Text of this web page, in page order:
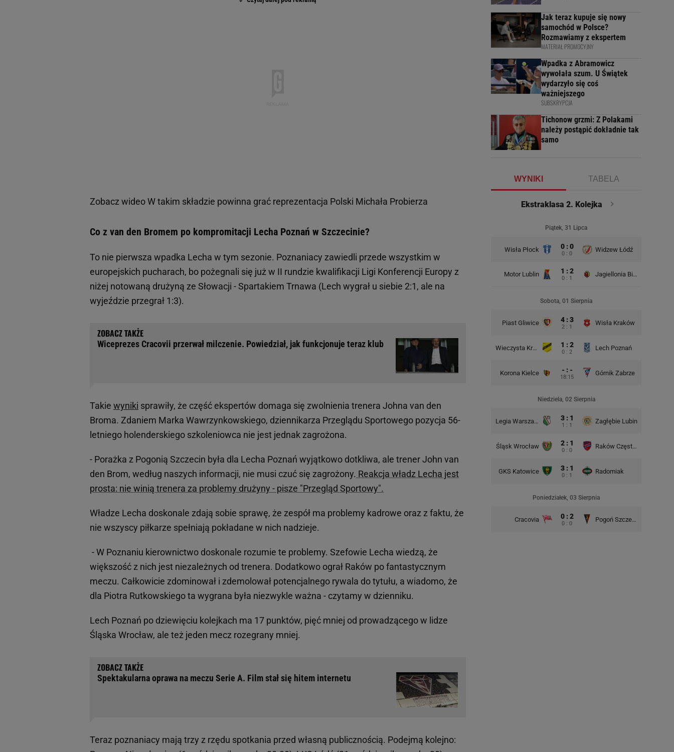
Zobacz wideoW takim składzie powinna grać reprezentacja Polski Michała Probierza
Co z van den Bromem po kompromitacji Lecha Poznań w Szczecinie?
To nie pierwsza wpadka Lecha w tym sezonie. Poznaniacy zawiedli przede wszystkim w
europejskich pucharach, bo pożegnali się już w II rundzie kwalifikacji Ligi Konferencji Europy z
niżej notowaną drużyną ze Słowacji - Spartakiem Trnawa (Lech wygrał u siebie 2:1, ale na
wyjeździe przegrał 1:3).
Wiceprezes Cracovii przerwał milczenie. Powiedział, jak funkcjonuje teraz klub
Takie wyniki sprawiły, że część ekspertów domaga się zwolnienia trenera Johna van den
Broma. Zdaniem Marka Wawrzynkowskiego, dziennikarza Przeglądu Sportowego pozycja 56-
letniego holenderskiego szkoleniowca nie jest jednak zagrożona.
- Porażka z Pogonią Szczecin była dla Lecha Poznań wyjątkowo dotkliwa, ale trener John van
den Brom, według naszych informacji, nie musi czuć się zagrożony. Reakcja władz Lecha jest
prosta: nie winią trenera za problemy drużyny - pisze "Przegląd Sportowy".
Władze Lecha doskonale zdają sobie sprawę, że zespół ma problemy kadrowe oraz z faktu, że
nie wszyscy piłkarze spełniają pokładane w nich nadzieje.
- W Poznaniu kierownictwo doskonale rozumie te problemy. Szefowie Lecha wiedzą, że
większość z nich jest niezależnych od trenera. Dodatkowo ograł Raków po fantastycznym
meczu. Całkowicie zdominował i zdemolował potencjalnego rywala do tytułu, a wiadomo, że
dla Piotra Rutkowskiego ta wygrana była niezwykle ważna - czytamy w dzienniku.
Lech Poznań po dziewięciu kolejkach ma 17 punktów, pięć mniej od prowadzącego w lidze
Śląska Wrocław, ale też jeden mecz rozegrany mniej.
Spektakularna oprawa na meczu Serie A. Film stał się hitem internetu
Teraz poznaniacy mają trzy z rzędu spotkania przed własną publicznością. Podejmą kolejno:
Jak teraz kupuje się nowy
samochód w Polsce?
Rozmawiamy z ekspertem
MATERIAŁ PROMOCYJNY
Wpadka z Abramowicz
wywołała szum. U Świątek
wydarzyło się coś
ważniejszego
SUBSKRYPCJA
Tichonow grzmi: Z Polakami
należy postąpić dokładnie tak
samo
WYNIKI TABELA
Ekstraklasa 2. Kolejka
Piątek, 31 Lipca
Wisła Płock 0 : 0
0 : 0
Widzew Łódź
Motor Lublin 1 : 2
0 : 1
Jagiellonia Białystok
Sobota, 01 Sierpnia
Piast Gliwice 4 : 3
2 : 1
Wisła Kraków
Wieczysta Kraków 1 : 2
0 : 2
Lech Poznań
Korona Kielce - : -
18:15
Górnik Zabrze
Niedziela, 02 Sierpnia
Legia Warszawa 3 : 1
1 : 1
Zagłębie Lubin
Śląsk Wrocław 2 : 1
0 : 0
Raków Częstochowa
GKS Katowice 3 : 1
0 : 1
Radomiak
Poniedziałek, 03 Sierpnia
Cracovia 0 : 2
0 : 0
Pogoń Szczecin